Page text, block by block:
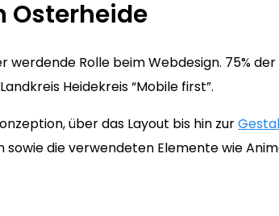
Osterheide
Rolle beim Webdesign. 75%
Heidekreis “Mobile first”.
über das Layout bis hin zur
die verwendeten Elemente wie